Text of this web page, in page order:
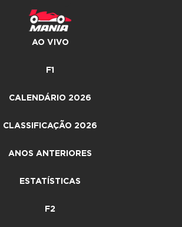
AO VIVO
F1
CALENDÁRIO 2026
CLASSIFICAÇÃO 2026
ANOS ANTERIORES
ESTATÍSTICAS
F2